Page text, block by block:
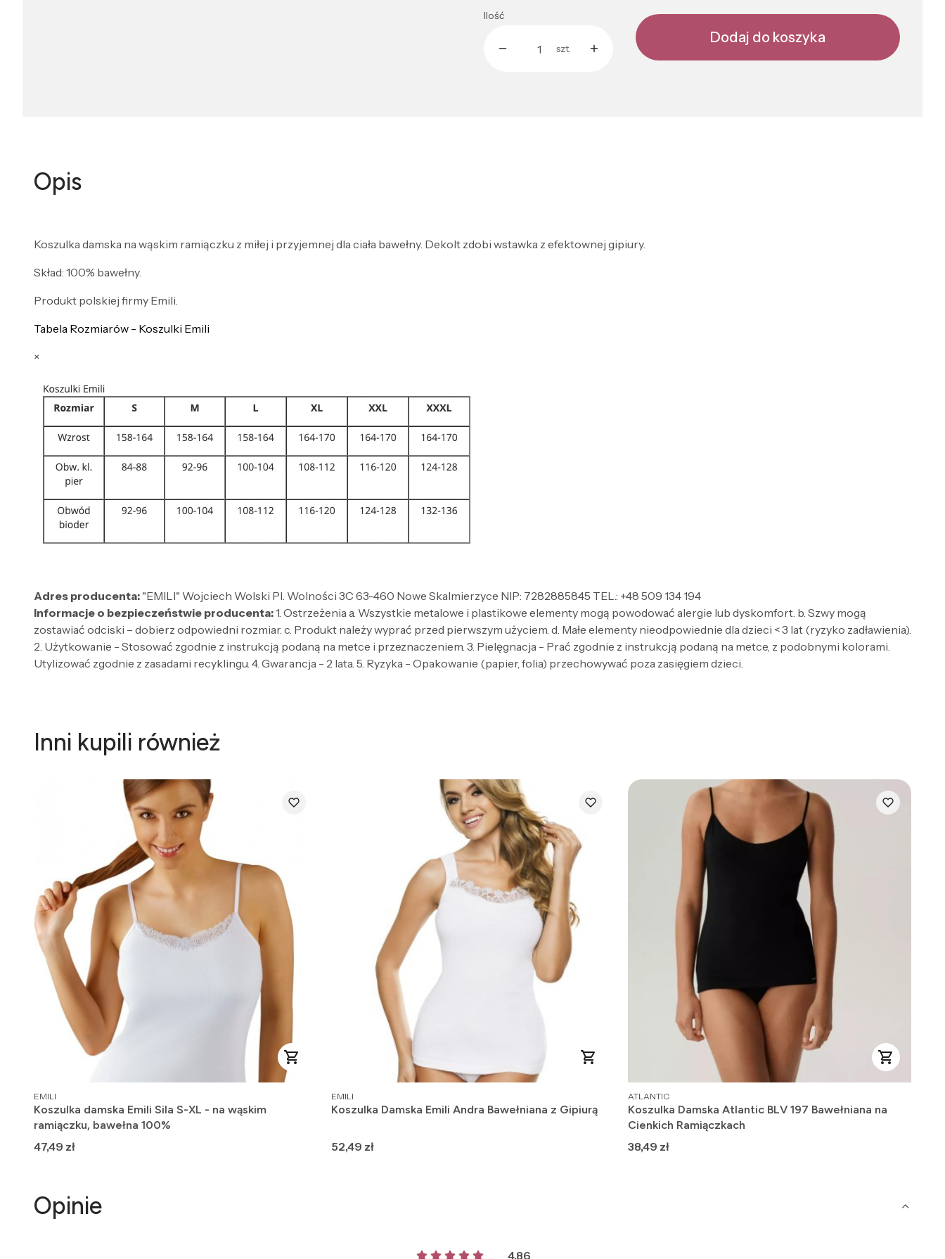
Ilość
szt.
Dodaj do koszyka
Opis
Koszulka damska na wąskim ramiączku z miłej i przyjemnej dla ciała bawełny. Dekolt zdobi wstawka z efektownej gipiury.
Skład: 100% bawełny.
Produkt polskiej firmy Emili.
Tabela Rozmiarów - Koszulki Emili
×
Adres producenta: "EMILI" Wojciech Wolski Pl. Wolności 3C 63-460 Nowe Skalmierzyce NIP: 7282885845 TEL.: +48 509 134 194
Informacje o bezpieczeństwie producenta:1. Ostrzeżenia a. Wszystkie metalowe i plastikowe elementy mogą powodować alergie lub dyskomfort. b. Szwy mogą
zostawiać odciski – dobierz odpowiedni rozmiar. c. Produkt należy wyprać przed pierwszym użyciem. d. Małe elementy nieodpowiednie dla dzieci < 3 lat (ryzyko zadławienia).
2. Użytkowanie - Stosować zgodnie z instrukcją podaną na metce i przeznaczeniem. 3. Pielęgnacja - Prać zgodnie z instrukcją podaną na metce, z podobnymi kolorami.
Utylizować zgodnie z zasadami recyklingu. 4. Gwarancja - 2 lata. 5. Ryzyka - Opakowanie (papier, folia) przechowywać poza zasięgiem dzieci.
Inni kupili również
PRODUCENT
EMILI
Koszulka damska Emili Sila S-XL - na wąskim
ramiączku, bawełna 100%
Cena
47,49 zł
PRODUCENT
EMILI
Koszulka Damska Emili Andra Bawełniana z Gipiurą
Cena
52,49 zł
PRODUCENT
ATLANTIC
Koszulka Damska Atlantic BLV 197 Bawełniana na
Cienkich Ramiączkach
Cena
38,49 zł
Opinie
4.86